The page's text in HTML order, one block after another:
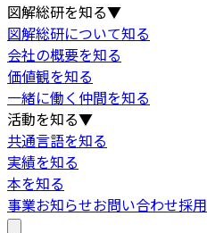
図解総研を知る▼
図解総研について知る
会社の概要を知る
価値観を知る
一緒に働く仲間を知る
活動を知る▼
共通言語を知る
実績を知る
本を知る
事業お知らせお問い合わせ採用